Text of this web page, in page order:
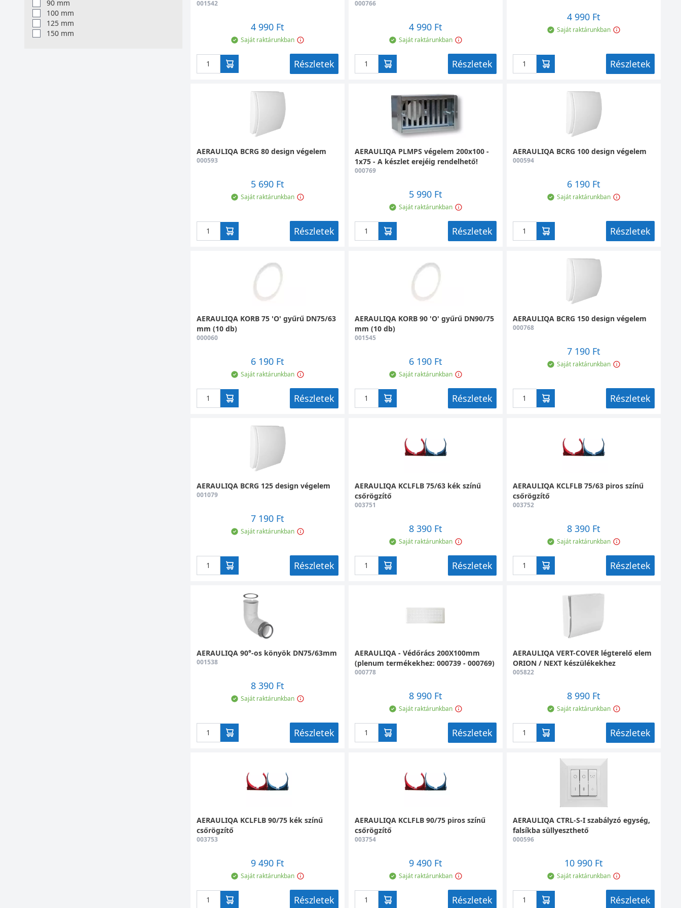
90 mm
100 mm
125 mm
150 mm
001542
4 990 Ft
Saját raktárunkban
Részletek
000766
4 990 Ft
Saját raktárunkban
Részletek
4 990 Ft
Saját raktárunkban
Részletek
AERAULIQA BCRG 80 design végelem
000593
5 690 Ft
Saját raktárunkban
Részletek
AERAULIQA PLMPS végelem 200x100 -
1x75 - A készlet erejéig rendelhető!
000769
5 990 Ft
Saját raktárunkban
Részletek
AERAULIQA BCRG 100 design végelem
000594
6 190 Ft
Saját raktárunkban
Részletek
AERAULIQA KORB 75 'O' gyűrű DN75/63
mm (10 db)
000060
6 190 Ft
Saját raktárunkban
Részletek
AERAULIQA KORB 90 'O' gyűrű DN90/75
mm (10 db)
001545
6 190 Ft
Saját raktárunkban
Részletek
AERAULIQA BCRG 150 design végelem
000768
7 190 Ft
Saját raktárunkban
Részletek
AERAULIQA BCRG 125 design végelem
001079
7 190 Ft
Saját raktárunkban
Részletek
AERAULIQA KCLFLB 75/63 kék színű
csőrögzítő
003751
8 390 Ft
Saját raktárunkban
Részletek
AERAULIQA KCLFLB 75/63 piros színű
csőrögzítő
003752
8 390 Ft
Saját raktárunkban
Részletek
AERAULIQA 90°-os könyök DN75/63mm
001538
8 390 Ft
Saját raktárunkban
Részletek
AERAULIQA - Védőrács 200X100mm
(plenum termékekhez: 000739 - 000769)
000778
8 990 Ft
Saját raktárunkban
Részletek
AERAULIQA VERT-COVER légterelő elem
ORION / NEXT készülékekhez
005822
8 990 Ft
Saját raktárunkban
Részletek
AERAULIQA KCLFLB 90/75 kék színű
csőrögzítő
003753
9 490 Ft
Saját raktárunkban
Részletek
AERAULIQA KCLFLB 90/75 piros színű
csőrögzítő
003754
9 490 Ft
Saját raktárunkban
Részletek
AERAULIQA CTRL-S-I szabályzó egység,
falsíkba süllyeszthető
000596
10 990 Ft
Saját raktárunkban
Részletek